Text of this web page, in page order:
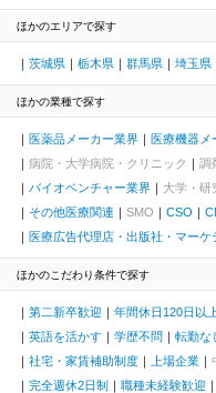
ほかのエリアで探す
茨城県 栃木県 群馬県 埼玉県
ほかの業種で探す
医薬品メーカー業界 医療機器メ
病院・大学病院・クリニック
調
バイオベンチャー業界
大学・研
その他医療関連
SMO CSO
医療広告代理店・出版社・マーケ
ほかのこだわり条件で探す
第二新卒歓迎 年間休日120日以
英語を活かす
学歴不問 転勤な
社宅・家賃補助制度
上場企業
完全週休2日制
職種未経験歓迎